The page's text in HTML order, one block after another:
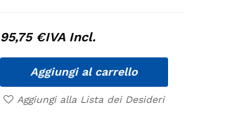
95,75 €IVA Incl.
Aggiungi al carrello
Aggiungi alla Lista dei Desideri